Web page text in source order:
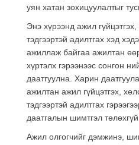
уян хатан зохицуулалтыг
Энэ хүрээнд ажил
тэдгээртэй адилтгах хэд
ажиллаж байгаа ажилтан
хүртэлх гэрээнээс сонгон
даатгуулна. Харин
ажилтан ажил гүйцэтгэх,
тэдгээртэй адилтгах
даатгалын шимтгэл
Ажил олгогчийг дэмжинэ,